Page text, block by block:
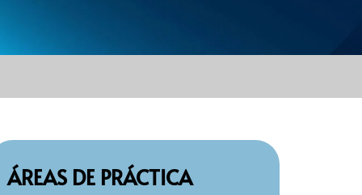
ÁREAS DE PRÁCTICA